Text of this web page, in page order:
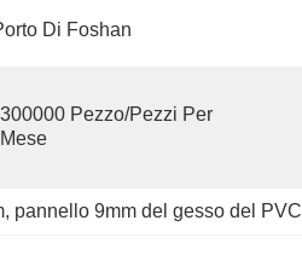
Di Foshan
300000 Pezzo/pezzi Per
Mese
, pannello 9mm del gesso del PVC